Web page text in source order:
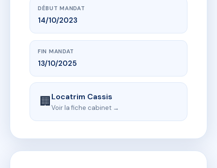
DÉBUT MANDAT
14/10/2023
FIN MANDAT
13/10/2025
🏢Locatrim Cassis
Voir la fiche cabinet →